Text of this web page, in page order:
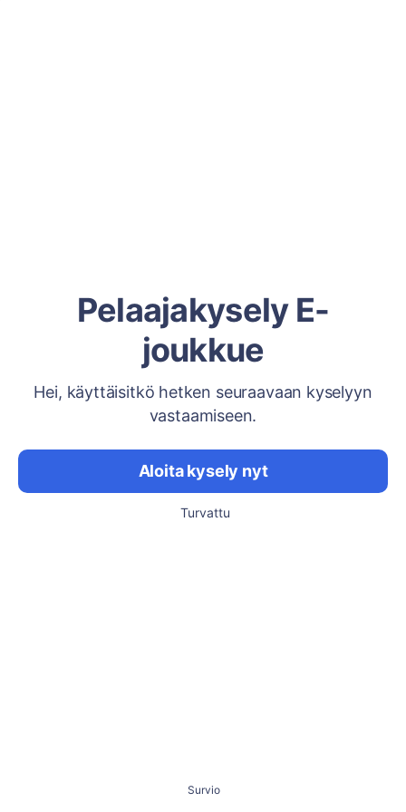
Pelaajakysely E-
joukkue
Hei, käyttäisitkö hetken seuraavaan kyselyyn
vastaamiseen.
Aloita kysely nyt
Turvattu
Survio